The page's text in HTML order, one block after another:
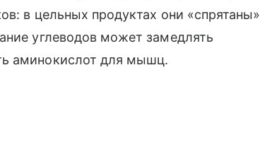
в цельных продуктах они «спрятаны»
углеводов может замедлять
аминокислот для мышц.